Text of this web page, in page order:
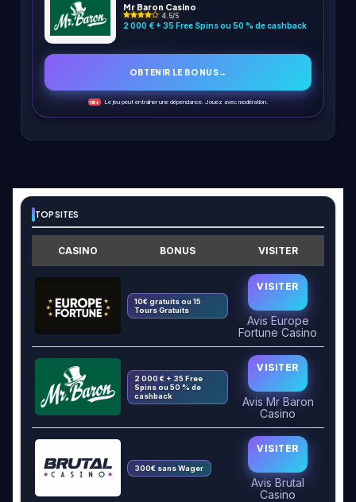
Mr Baron Casino
4.5/5
2 000 € + 35 Free Spins ou 50 % de cashback
OBTENIR LE BONUS→
18+ Le jeu peut entraîner une dépendance. Jouez avec modération.
TOP SITES
CASINO BONUS VISITER
10€ gratuits ou 15
Tours Gratuits
VISITER
Avis Europe
Fortune Casino
2 000 € + 35 Free
Spins ou 50 % de
cashback
VISITER
Avis Mr Baron
Casino
300€ sans Wager
VISITER
Avis Brutal
Casino